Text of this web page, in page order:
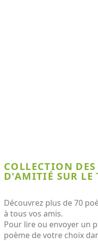
COLLECTION
D'AMITIÉ SUR LE
Découvrez plus de 70
à tous vos amis.
Pour lire ou envoyer un
poème de votre choix